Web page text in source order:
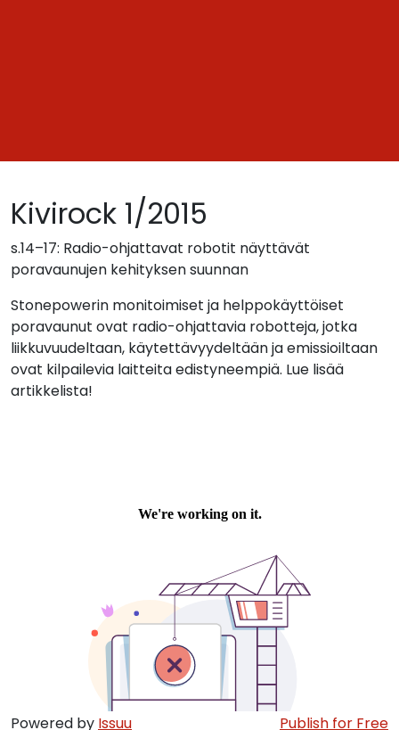
Kivirock 1/2015
s.14–17: Radio-ohjattavat robotit näyttävät
poravaunujen kehityksen suunnan
Stonepowerin monitoimiset ja helppokäyttöiset
poravaunut ovat radio-ohjattavia robotteja, jotka
liikkuvuudeltaan, käytettävyydeltään ja emissioiltaan
ovat kilpailevia laitteita edistyneempiä. Lue lisää
artikkelista!
Powered by Issuu Publish for Free